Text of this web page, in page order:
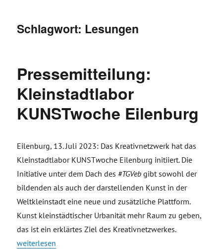
Schlagwort: Lesungen
Pressemitteilung:
Kleinstadtlabor
KUNSTwoche Eilenburg
Eilenburg, 13. Juli 2023: Das Kreativnetzwerk hat das
Kleinstadtlabor KUNSTwoche Eilenburg initiiert. Die
Initiative unter dem Dach des #TGVeb gibt sowohl der
bildenden als auch der darstellenden Kunst in der
Weltkleinstadt eine neue und zusätzliche Plattform.
Kunst kleinstädtischer Urbanität mehr Raum zu geben,
das ist ein erklärtes Ziel des Kreativnetzwerkes.
„Pressemitteilung: Kleinstadtlabor KUNSTwoche Eilenburg“
weiterlesen